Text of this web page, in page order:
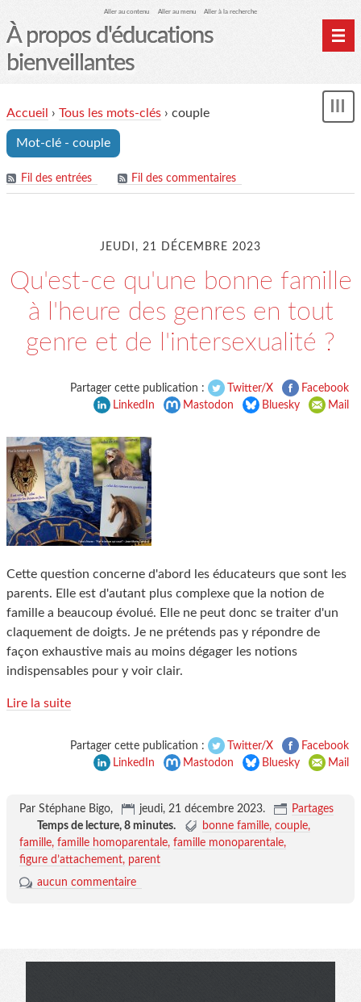
Aller au contenu Aller au menu Aller à la recherche
À propos d'éducations
bienveillantes
Archives
Mon monde du cheval
Accueil › Tous les mots-clés › couple
Mot-clé - couple
Fil des entrées Fil des commentaires
JEUDI, 21 DÉCEMBRE 2023
Qu'est-ce qu'une bonne famille
à l'heure des genres en tout
genre et de l'intersexualité ?
Partager cette publication : Twitter/X
Facebook
LinkedIn
Mastodon Bluesky Mail
Cette question concerne d'abord les éducateurs que sont les
parents. Elle est d'autant plus complexe que la notion de
famille a beaucoup évolué. Elle ne peut donc se traiter d'un
claquement de doigts. Je ne prétends pas y répondre de
façon exhaustive mais au moins dégager les notions
indispensables pour y voir clair.
Lire la suite
Partager cette publication : Twitter/X
Facebook
LinkedIn
Mastodon Bluesky Mail
Par Stéphane Bigo, jeudi, 21 décembre 2023.
Partages
Temps de lecture, 8 minutes. bonne famille couple
famille famille homoparentale famille monoparentale
figure d’attachement parent
aucun commentaire